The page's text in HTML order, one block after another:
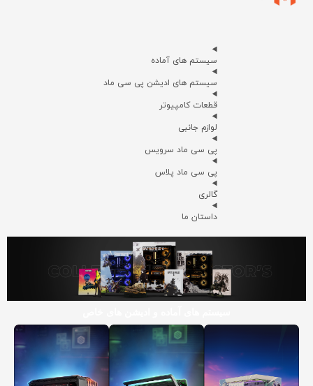
سیستم های آماده
سیستم های ادیشن پی سی ماد
قطعات کامپیوتر
لوازم جانبی
پی سی ماد سرویس
پی سی ماد پلاس
گالری
داستان ما